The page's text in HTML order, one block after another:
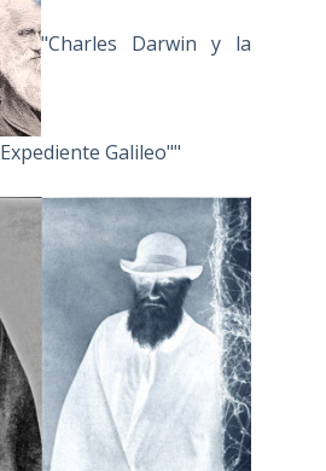
"Charles Darwin y la
Galileo""